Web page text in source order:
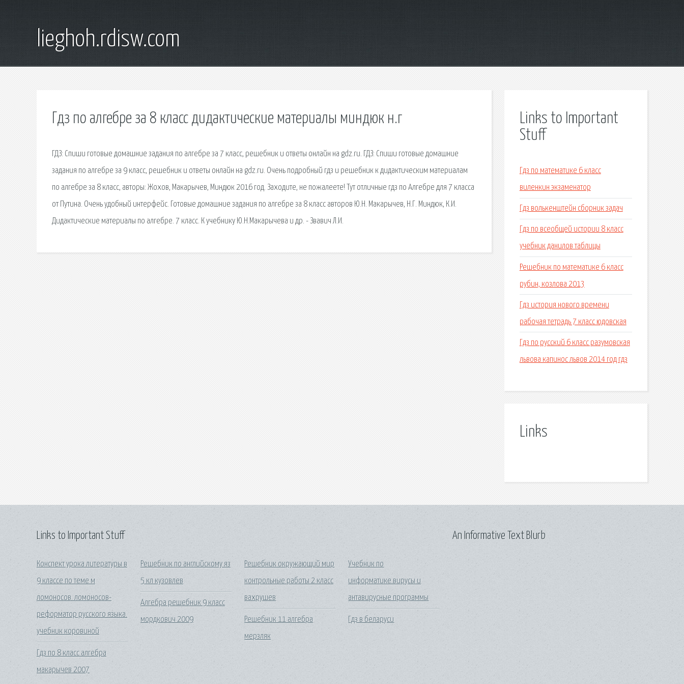
lieghoh.rdisw.com
Гдз по алгебре за 8 класс дидактические материалы миндюк н.г
ГДЗ: Спиши готовые домашние задания по алгебре за 7 класс, решебник и ответы онлайн на gdz.ru. ГДЗ: Спиши готовые домашние
задания по алгебре за 9 класс, решебник и ответы онлайн на gdz.ru. Очень подробный гдз и решебник к дидактическим материалам
по алгебре за 8 класс, авторы: Жохов, Макарычев, Миндюк 2016 год. Заходите, не пожалеете! Тут отличные гдз по Алгебре для 7 класса
от Путина. Очень удобный интерфейс. Готовые домашние задания по алгебре за 8 класс авторов Ю.Н. Макарычев, Н.Г. Миндюк, К.И.
Дидактические материалы по алгебре. 7 класс. К учебнику Ю.Н.Макарычева и др. - Звавич Л.И.
Links to Important
Stuff
Гдз по математике 6 класс
виленкин экзаменатор
Гдз волькенштейн сборник задач
Гдз по всеобщей истории 8 класс
учебник данилов таблицы
Решебник по математике 6 класс
рубин, козлова 2013
Гдз история нового времени
рабочая тетрадь 7 класс юдовская
Гдз по русский 6 класс разумовская
львова капинос львов 2014 год гдз
Links
Links to Important Stuff
Конспект урока литературы в
9 классе по теме м
ломоносов. ломоносов-
реформатор русского языка.
учебник коровиной
Гдз по 8 класс алгебра
макарычев 2007
Решебник по английскому яз
5 кл кузовлев
Алгебра решебник 9 класс
мордкович 2009
Решебник окружающий мир
контрольные работы 2 класс
вахрушев
Решебник 11 алгебра
мерзляк
Учебник по
информатике.вирусы и
антавирусные программы
Гдз в беларуси
An Informative Text Blurb